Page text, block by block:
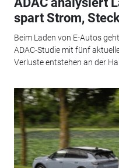
spart Strom,
Beim Laden von E-Autos
ADAC-Studie mit fünf
Verluste entstehen an der